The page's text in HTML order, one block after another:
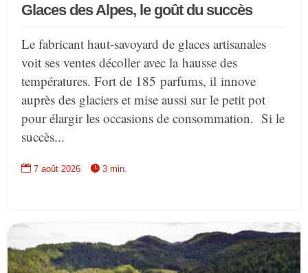
Glaces des Alpes, le goût du succès
Le fabricant haut-savoyard de glaces artisanales
voit ses ventes décoller avec la hausse des
températures. Fort de 185 parfums, il innove
auprès des glaciers et mise aussi sur le petit pot
pour élargir les occasions de consommation. Si le
succès...
 7 août 2026  3 min.